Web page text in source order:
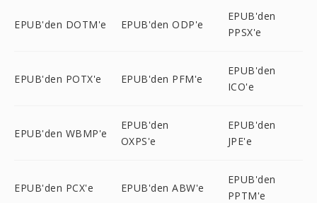
EPUB'den DOTM'e EPUB'den ODP'e
EPUB'den
PPSX'e
EPUB'den POTX'e EPUB'den PFM'e
EPUB'den
ICO'e
EPUB'den WBMP'e
EPUB'den
OXPS'e
EPUB'den
JPE'e
EPUB'den PCX'e EPUB'den ABW'e
EPUB'den
PPTM'e